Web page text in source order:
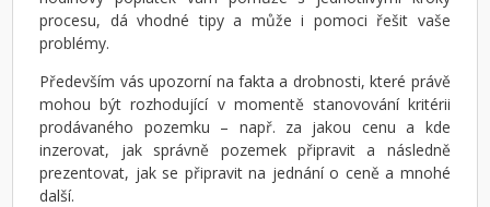
procesu, dá vhodné tipy a může i pomoci řešit vaše
problémy.
Především vás upozorní na fakta a drobnosti, které právě
mohou být rozhodující v momentě stanovování kritérii
prodávaného pozemku – např. za jakou cenu a kde
inzerovat, jak správně pozemek připravit a následně
prezentovat, jak se připravit na jednání o ceně a mnohé
další.